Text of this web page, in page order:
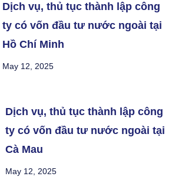
Dịch vụ, thủ tục thành lập công
ty có vốn đầu tư nước ngoài tại
Hồ Chí Minh
May 12, 2025
Dịch vụ, thủ tục thành lập công
ty có vốn đầu tư nước ngoài tại
Cà Mau
May 12, 2025